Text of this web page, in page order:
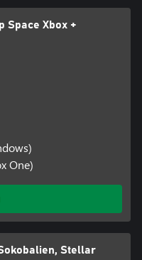
Space Xbox +
One)
Stellar